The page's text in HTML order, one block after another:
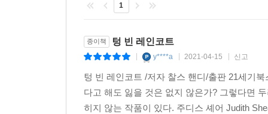
피할 수 있다고 말한다. 마치 역설과 더불어 사
먼저 제시되는 원리는 시그모이드 곡선이다. 인
힘, 시간 등을 바탕으로 새로운 곡선을 만들어 내
없기 때문에 두 번째 곡선을 만드는 훈련이 필
있도록 구체적인 계획을 세워야 한다. 잘못된
창의력을 발휘하게 해주고 모순에 대처하는 최
1
종이책 텅 빈 레인코트
y****a 2021-04-15 신고
텅 빈 레인코트 /저자 찰스 핸디/출판 21세기
다고 해도 잃을 것은 없지 않은가? 그렇다면
히지 않는 작품이 있다. 주디스 셰어 Judith